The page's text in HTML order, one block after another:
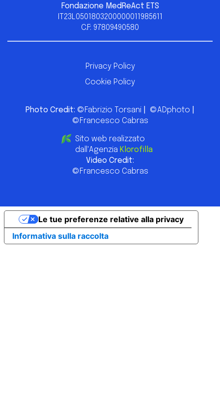
Fondazione MedReAct ETS
IT23L0501803200000011985611
C.F: 97809490580
Photo Credit: ©Fabrizio Torsani ©ADphoto
©Francesco Cabras
Privacy Policy
Cookie Policy
Video Credit:
©Francesco Cabras
Sito web realizzato
dall'Agenzia Klorofilla
Informativa sulla raccolta
Le tue preferenze relative alla privacy